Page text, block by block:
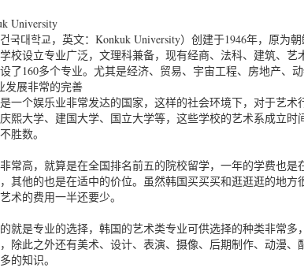
University
국대학교，英文：Konkuk University）创建于1946年，原为
校设立专业广泛，文理科兼备，现有经商、法科、建筑、
了160多个专业。尤其是经济、贸易、宇宙工程、房地产、
发展非常的完善
一个娱乐业非常发达的国家，这样的社会环境下，对于艺
熙大学、建国大学、国立大学等，这些学校的艺术系成立
胜数。
常高，就算是在全国排名前五的院校留学，一年的学费也
其他的也是在适中的价位。虽然韩国买买买和逛逛逛的地
术的费用一半还要少。
就是专业的选择，韩国的艺术类专业可供选择的种类非常
除此之外还有美术、设计、表演、摄像、后期制作、动漫、
的知识。